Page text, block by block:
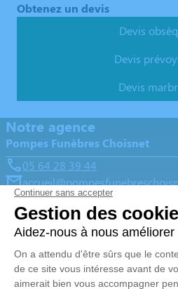
Obtenez un devis
Devis
Devis
Devis
Notre agence
Pompes Funèbres Choisnet
05 64 28 39 44
La Croix Blanche Saint-Junien, 6
87200 - Saint-Junien
4.9/5 - 188 avis
Nos Services
Organiser des obsèques